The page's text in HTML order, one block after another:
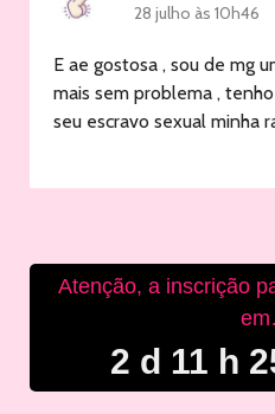
28 julho às 10h46
E ae gostosa , sou de mg
mais sem problema ,
seu escravo sexual minha
Atenção, a inscrição
2 d 11 h